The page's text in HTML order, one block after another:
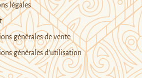
légales
générales de vente
générales d’utilisation